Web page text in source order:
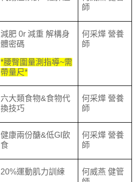
師
減肥 0r減重 解構身
體密碼
*腰臀圍量測指導~需
帶量尺*
何采燁 營養
師
六大類食物&食物代
換技巧
何采燁 營養
師
健康兩份醣&低GI飲
食
何采燁 營養
師
20%運動肌力訓練
何威燕 健管